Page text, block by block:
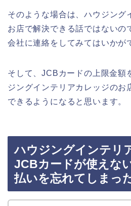
そのような場合は、ハウジング
お店で解決できる話ではないの
会社に連絡をしてみてはいかが
そして、JCBカードの上限金額
ジングインテリアカレッジのお
できるようになると思います。
ハウジングインテリ
JCBカードが使えな
払いを忘れてしまっ